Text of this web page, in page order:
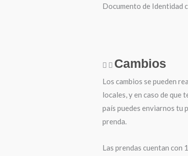
Documento de Identidad
Cambios
Los cambios se pueden
locales, y en caso de que
país puedes enviarnos tu
prenda.
Las prendas cuentan con